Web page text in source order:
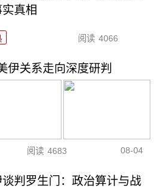
真相
阅读 4066
伊关系走向深度研判
阅读 4683 08-04
谈判罗生门：政治算计与战